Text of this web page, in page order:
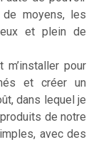
moyens, les
et plein de
pour
et créer un
dans lequel je
de notre
avec des